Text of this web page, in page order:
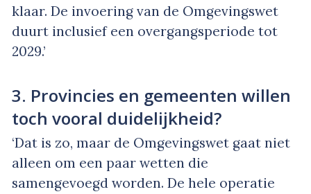
klaar. De invoering van de Omgevingswet
duurt inclusief een overgangsperiode tot
2029.’
3. Provincies en gemeenten willen
toch vooral duidelijkheid?
‘Dat is zo, maar de Omgevingswet gaat niet
alleen om een paar wetten die
samengevoegd worden. De hele operatie